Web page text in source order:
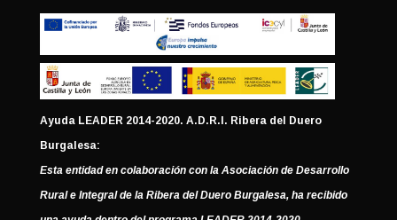
Ayuda LEADER 2014-2020. A.D.R.I. Ribera del Duero
Burgalesa:
Esta entidad en colaboración con la Asociación de Desarrollo
Rural e Integral de la Ribera del Duero Burgalesa, ha recibido